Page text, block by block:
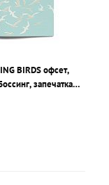
BIRDS офсет,
запечатка